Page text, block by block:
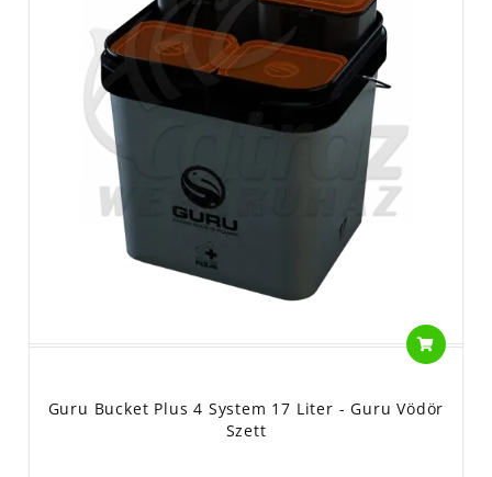
Guru Bucket Plus 4 System 17 Liter - Guru Vödör
Szett